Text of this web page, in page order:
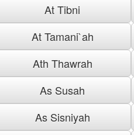
At Tibni
At Tamani`ah
Ath Thawrah
As Susah
As Sisniyah